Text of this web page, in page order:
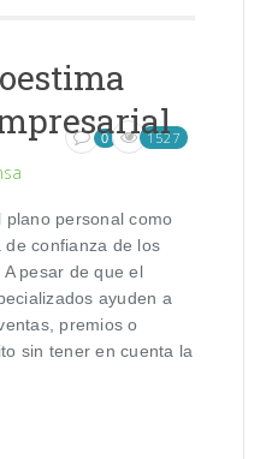
0 1527
personal como
confianza de los
pesar de que el
ayuden a
premios o
sin tener en cuenta la